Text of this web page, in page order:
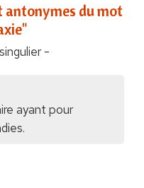
antonymes du mot
-
ayant pour